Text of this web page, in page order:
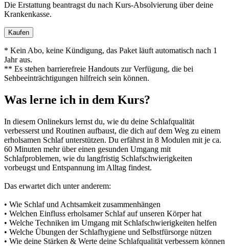
Die Erstattung beantragst du nach Kurs-Absolvierung über deine
Krankenkasse.
Kaufen
* Kein Abo, keine Kündigung, das Paket läuft automatisch nach 1
Jahr aus.
** Es stehen barrierefreie Handouts zur Verfügung, die bei
Sehbeeinträchtigungen hilfreich sein können.
Was lerne ich in dem Kurs?
In diesem Onlinekurs lernst du, wie du deine Schlafqualität
verbesserst und Routinen aufbaust, die dich auf dem Weg zu einem
erholsamen Schlaf unterstützen. Du erfährst in 8 Modulen mit je ca.
60 Minuten mehr über einen gesunden Umgang mit
Schlafproblemen, wie du langfristig Schlafschwierigkeiten
vorbeugst und Entspannung im Alltag findest.
Das erwartet dich unter anderem:
• Wie Schlaf und Achtsamkeit zusammenhängen
• Welchen Einfluss erholsamer Schlaf auf unseren Körper hat
• Welche Techniken im Umgang mit Schlafschwierigkeiten helfen
• Welche Übungen der Schlafhygiene und Selbstfürsorge nützen
• Wie deine Stärken & Werte deine Schlafqualität verbessern können